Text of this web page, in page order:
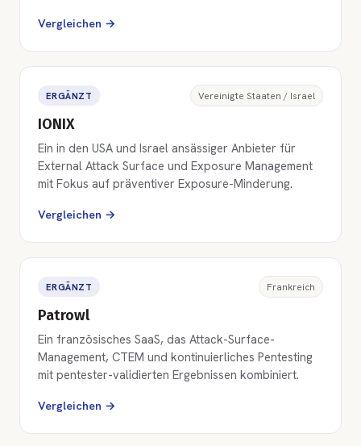
Vergleichen →
ERGÄNZT Vereinigte Staaten / Israel
IONIX
Ein in den USA und Israel ansässiger Anbieter für
External Attack Surface und Exposure Management
mit Fokus auf präventiver Exposure-Minderung.
Vergleichen →
ERGÄNZT Frankreich
Patrowl
Ein französisches SaaS, das Attack-Surface-
Management, CTEM und kontinuierliches Pentesting
mit pentester-validierten Ergebnissen kombiniert.
Vergleichen →